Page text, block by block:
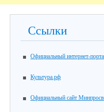
Ссылки
Официальный интернет-
Культура.рф
Официальный сайт